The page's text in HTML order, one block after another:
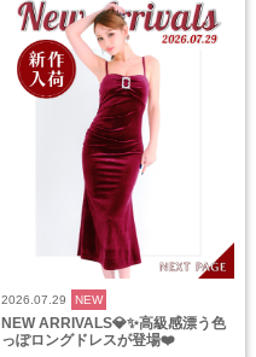
2026.07.29 NEW
NEW ARRIVALS💎✨高級感漂う色
っぽロングドレスが登場❤️